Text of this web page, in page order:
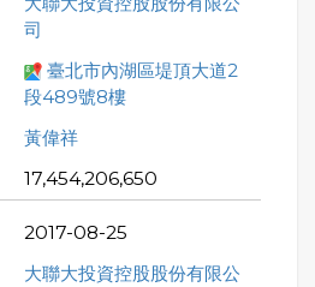
司
臺北市內湖區堤頂大道2
段489號8樓
黃偉祥
17,454,206,650
2017-08-25
大聯大投資控股股份有限公